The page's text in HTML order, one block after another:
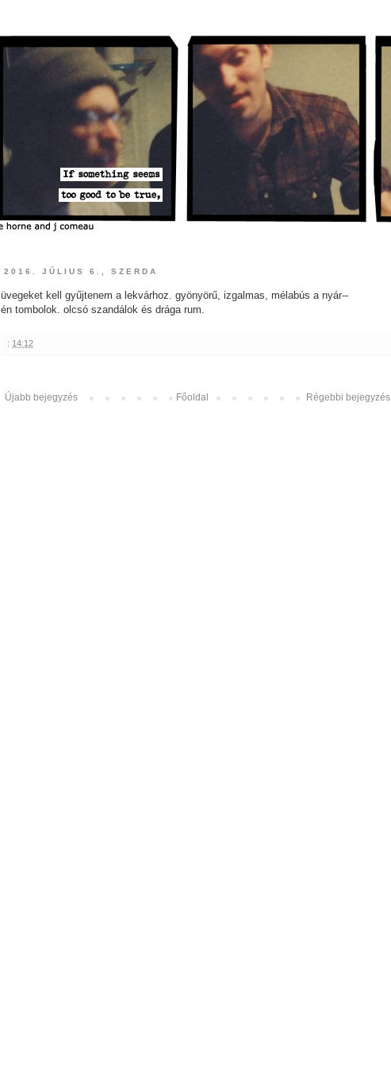
2016. JÚLIUS 6., SZERDA
üvegeket kell gyűjtenem a lekvárhoz. gyönyörű, izgalmas, mélabús a nyár--
én tombolok. olcsó szandálok és drága rum.
: 14:12
Újabb bejegyzés Régebbi bejegyzés
Főoldal